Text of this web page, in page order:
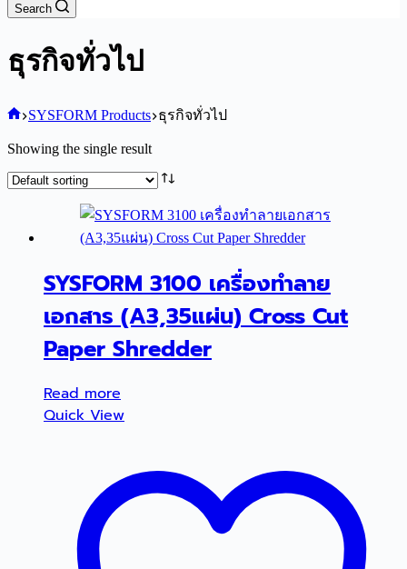
Search
ธุรกิจทั่วไป
Home
SYSFORM Products ธุรกิจทั่วไป
Showing the single result
SYSFORM 3100 เครื่องทำลาย
เอกสาร (A3,35แผ่น) Cross Cut
Paper Shredder
Read more
Quick View